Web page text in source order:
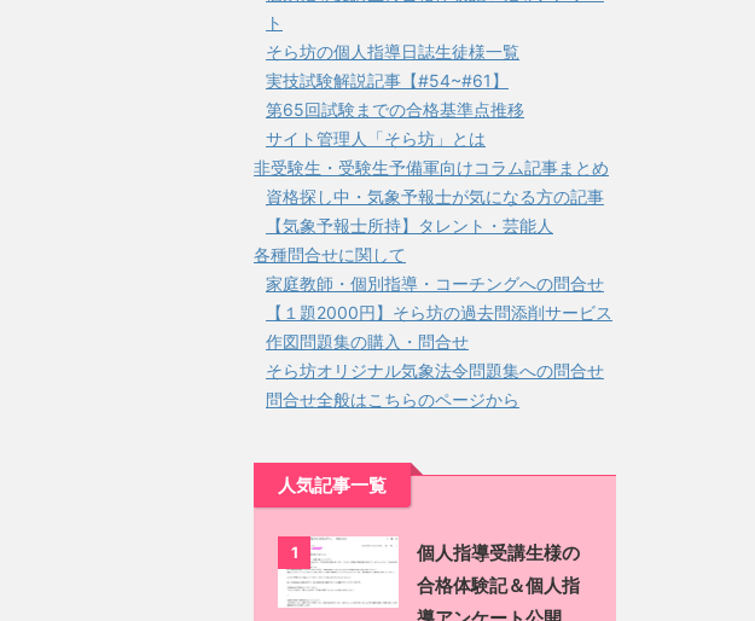
ト
そら坊の個人指導日誌生徒様一覧
実技試験解説記事【#54~#61】
第65回試験までの合格基準点推移
サイト管理人「そら坊」とは
非受験生・受験生予備軍向けコラム記事まとめ
資格探し中・気象予報士が気になる方の記事
【気象予報士所持】タレント・芸能人
各種問合せに関して
家庭教師・個別指導・コーチングへの問合せ
【１題2000円】そら坊の過去問添削サービス
作図問題集の購入・問合せ
そら坊オリジナル気象法令問題集への問合せ
問合せ全般はこちらのページから
人気記事一覧
1
個人指導受講生様の
合格体験記＆個人指